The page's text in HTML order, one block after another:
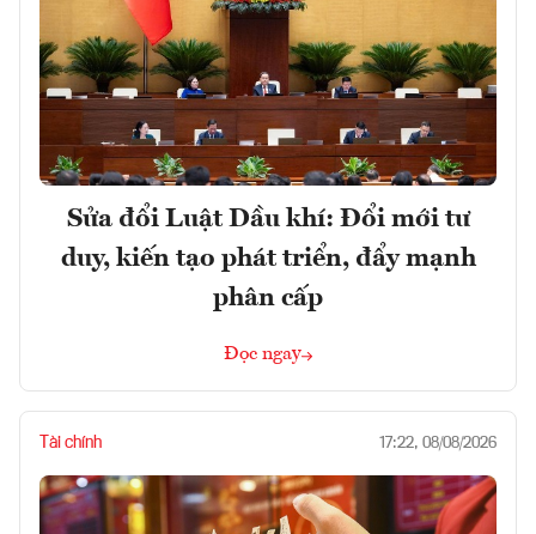
Sửa đổi Luật Dầu khí: Đổi mới tư
duy, kiến tạo phát triển, đẩy mạnh
phân cấp
Đọc ngay
Tài chính 17:22, 08/08/2026